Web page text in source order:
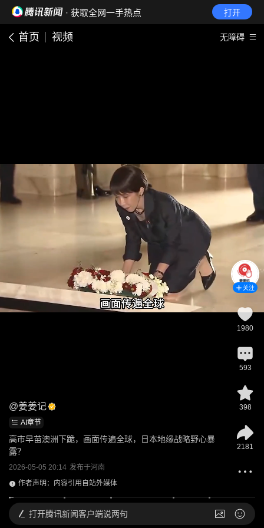
· 获取全网一手热点 打开
首页 视频 无障碍
@姜姜记
AI章节
高市早苗澳洲下跪，画面传遍全球，日本地缘战略野心暴
露？
2026-05-05 20:14 发布于河南
作者声明：内容引用自站外媒体
关注
1980
593
398
2181
打开腾讯新闻客户端说两句